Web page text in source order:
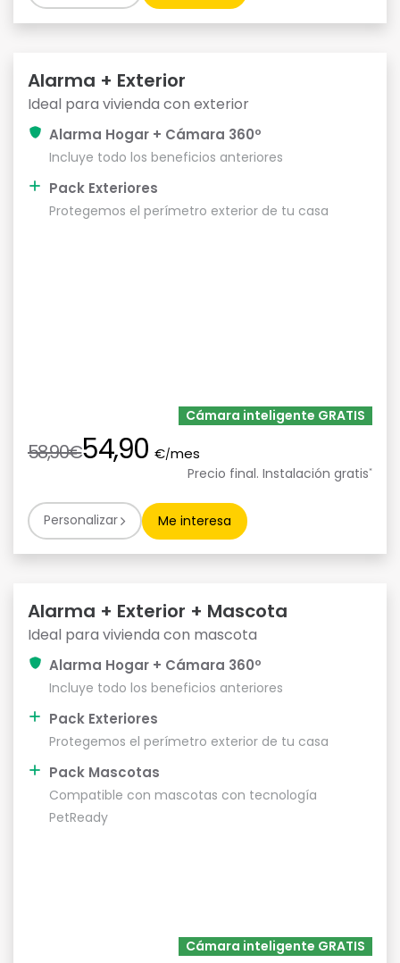
Alarma + Exterior
Ideal para vivienda con exterior
Alarma Hogar + Cámara 360º
Incluye todo los beneficios anteriores
Pack Exteriores
Protegemos el perímetro exterior de tu casa
Cámara inteligente GRATIS
58,90€54,90 €/mes
Precio final. Instalación gratis*
Personalizar Me interesa
Alarma + Exterior + Mascota
Ideal para vivienda con mascota
Alarma Hogar + Cámara 360º
Incluye todo los beneficios anteriores
Pack Exteriores
Protegemos el perímetro exterior de tu casa
Pack Mascotas
Compatible con mascotas con tecnología
PetReady
Cámara inteligente GRATIS